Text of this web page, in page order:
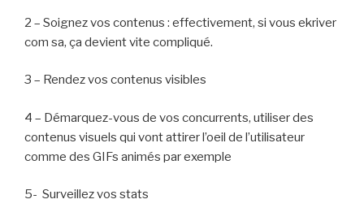
2 – Soignez vos contenus : effectivement, si vous ekriver
com sa, ça devient vite compliqué.
3 – Rendez vos contenus visibles
4 – Démarquez-vous de vos concurrents, utiliser des
contenus visuels qui vont attirer l’oeil de l’utilisateur
comme des GIFs animés par exemple
5- Surveillez vos stats